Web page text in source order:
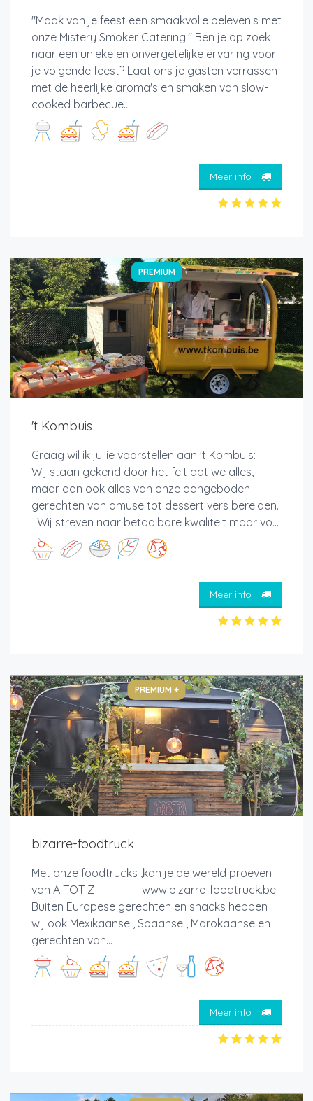
"Maak van je feest een smaakvolle belevenis met
onze Mistery Smoker Catering!" Ben je op zoek
naar een unieke en onvergetelijke ervaring voor
je volgende feest? Laat ons je gasten verrassen
met de heerlijke aroma's en smaken van slow-
cooked barbecue...
Meer info
PREMIUM
't Kombuis
Graag wil ik jullie voorstellen aan 't Kombuis:
Wij staan gekend door het feit dat we alles,
maar dan ook alles van onze aangeboden
gerechten van amuse tot dessert vers bereiden.
Wij streven naar betaalbare kwaliteit maar vo...
Meer info
PREMIUM +
bizarre-foodtruck
Met onze foodtrucks ,kan je de wereld proeven
van A TOT Z www.bizarre-foodtruck.be
Buiten Europese gerechten en snacks hebben
wij ook Mexikaanse , Spaanse , Marokaanse en
gerechten van...
Meer info